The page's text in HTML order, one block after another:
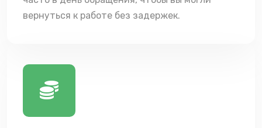
вернуться к работе без задержек.